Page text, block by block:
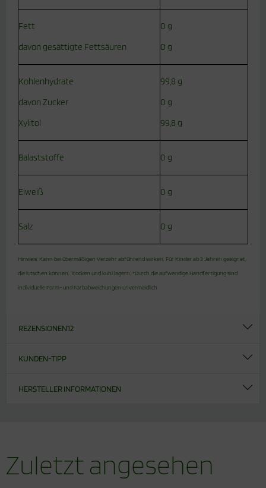
Fett
davon gesättigte Fettsäuren
0 g
0 g
Kohlenhydrate
davon Zucker
Xylitol
99,8 g
0 g
99,8 g
Balaststoffe 0 g
Eiweiß 0 g
Salz 0 g
Hinweis: Kann bei übermäßigen Verzehr abführend wirken. Für Kinder ab 3 Jahren geeignet,
die lutschen können. Trocken und kühl lagern. *Durch die aufwendige Handfertigung sind
individuelle Form- und Farbabweichungen unvermeidlich
REZENSIONEN12
KUNDEN-TIPP
HERSTELLER INFORMATIONEN
Zuletzt angesehen